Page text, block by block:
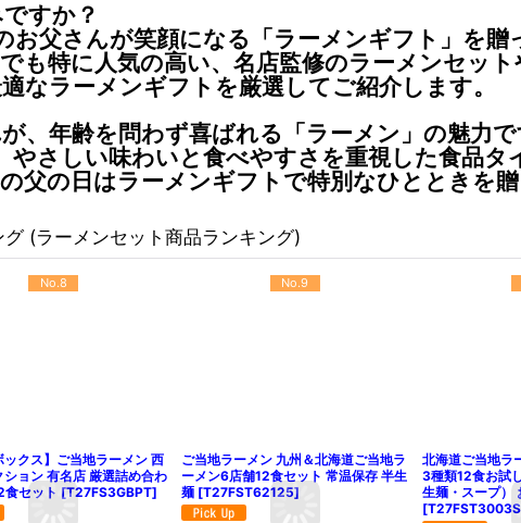
すか？
父さんが笑顔になる「ラーメンギフト」を贈
も特に人気の高い、名店監修のラーメンセッ
なラーメンギフトを厳選してご紹介します。
年齢を問わず喜ばれる「ラーメン」の魅力で
さしい味わいと食べやすさを重視した食品タ
父の日はラーメンギフトで特別なひとときを贈
(ラーメンセット商品ランキング)
No.8
ックス】ご当地ラーメン 西
ション 有名店 厳選詰め合わ
食セット [T27FS3GBPT]
No.9
ご当地ラーメン 九州＆北海道ご当地ラ
ーメン6店舗12食セット 常温保存 半生
麺 [T27FST62125]
北海道ご当地ラ
3種類12食お試
生麺・スープ）
[